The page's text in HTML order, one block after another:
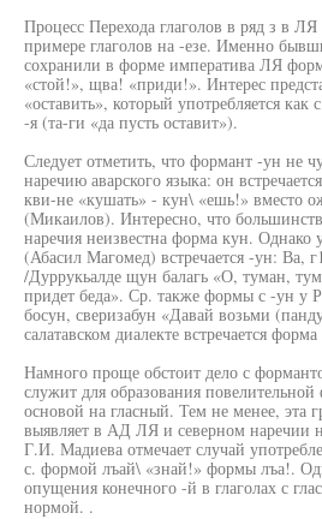
Процесс Перехода глаголов в ряд з в
примере глаголов на -езе. Именно
сохранили в форме императива ЛЯ
«стой!», щва! «приди!». Интерес
«оставить», который употребляется как
-я (та-ги «да пусть оставит»).
Следует отметить, что формант -ун не
наречию аварского языка: он
кви-не «кушать» - кун\ «ешь!» вместо
(Микаилов). Интересно, что
наречия неизвестна форма кун. Однако
(Абасил Магомед) встречается -ун: Ва,
/Дуррукьалде щун балагь «О, туман,
придет беда». Ср. также формы с -ун у
босун, сверизабун «Давай возьми
салатавском диалекте встречается
Намного проще обстоит дело с
служит для образования
основой на гласный. Тем не менее, эта
выявляет в АД ЛЯ и северном наречии
Г.И. Мадиева отмечает случай
с. формой лъай\ «знай!» формы лъа!.
опущения конечного -й в глаголах с
нормой. .